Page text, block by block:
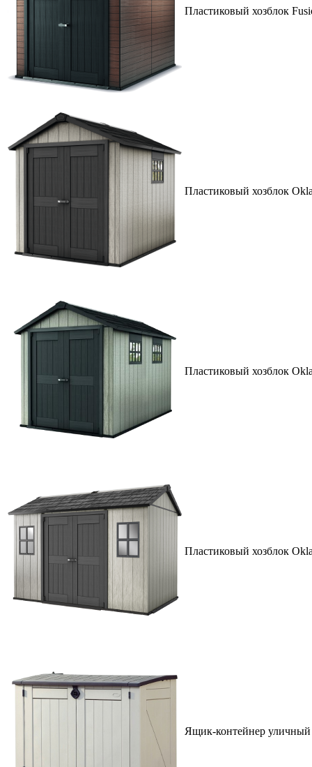
Пластиковый хозблок
Пластиковый хозблок
Пластиковый хозблок
Пластиковый хозблок
Ящик-контейнер